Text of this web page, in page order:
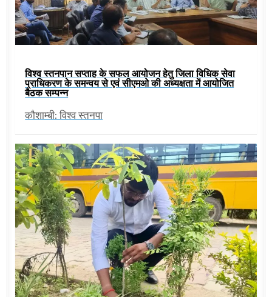
विश्व स्तनपान सप्ताह के सफल आयोजन हेतु जिला विधिक सेवा
प्राधिकरण के समन्वय से एवं सीएमओ की अध्यक्षता में आयोजित
बैठक सम्पन्न
कौशाम्बी: विश्व स्तनपा